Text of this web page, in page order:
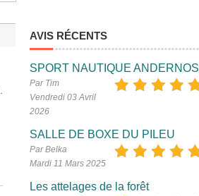
AVIS RÉCENTS
SPORT NAUTIQUE ANDERNOS
Par Tim
Vendredi 03 Avril
2026
SALLE DE BOXE DU PILEU
Par Belka
Mardi 11 Mars 2025
Les attelages de la forêt